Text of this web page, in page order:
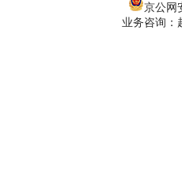
京公网
业务咨询：